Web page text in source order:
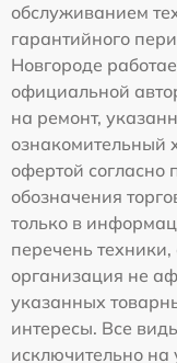
обслуживанием
гарантийного
Новгороде
официальной
на ремонт,
ознакомительный
офертой согласно
обозначения
только в
перечень
организация не
указанных
интересы. Все
исключительно на